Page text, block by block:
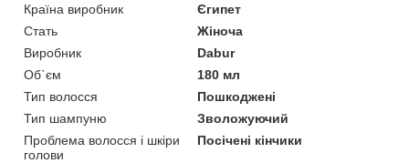
Країна виробник
Єгипет
Стать
Жіноча
Виробник
Dabur
Об`єм
180 мл
Тип волосся
Пошкоджені
Тип шампуню
Зволожуючий
Проблема волосся і шкіри
голови
Посічені кінчики